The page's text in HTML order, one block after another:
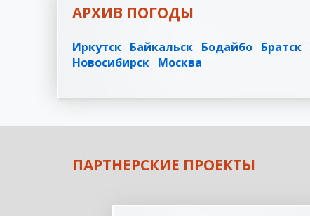
АРХИВ ПОГОДЫ
Иркутск Байкальск Бодайбо Братск
Новосибирск Москва
ПАРТНЕРСКИЕ ПРОЕКТЫ